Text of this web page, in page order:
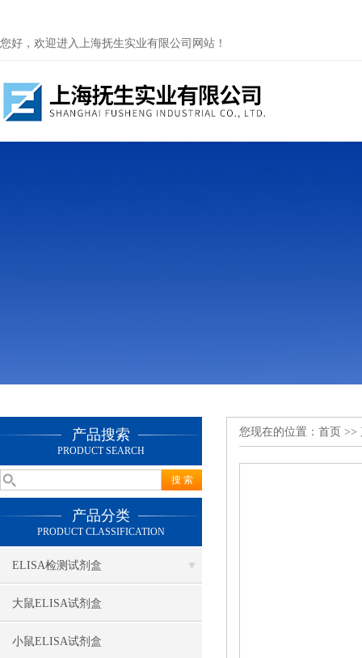
您好，欢迎进入上海抚生实业有限公司网站！
产品搜索
PRODUCT SEARCH
产品分类
PRODUCT CLASSIFICATION
ELISA检测试剂盒
大鼠ELISA试剂盒
小鼠ELISA试剂盒
您现在的位置： 首页 >>